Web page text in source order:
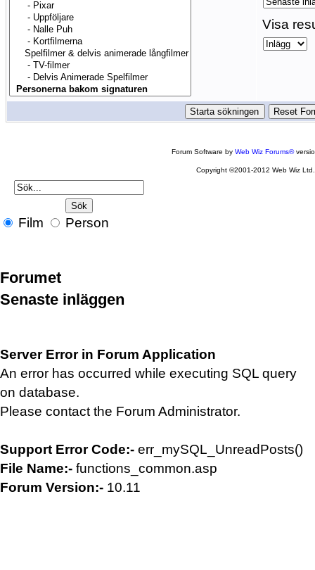
Visa
Forum Software byWeb Wiz Forums®
Copyright ©2001-2012 Web Wiz Ltd.
Film Person
Forumet
Senaste inläggen
Server Error in Forum Application
An error has occurred while executing SQL query
on database.
Please contact the Forum Administrator.
Support Error Code:- err_mySQL_UnreadPosts()
File Name:- functions_common.asp
Forum Version:- 10.11